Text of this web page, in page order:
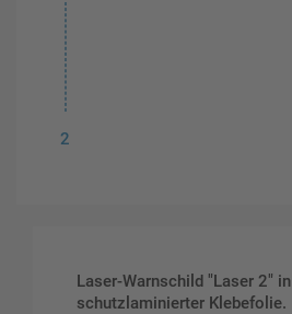
2
Laser-Warnschild "Laser 2" in
schutzlaminierter Klebefolie.